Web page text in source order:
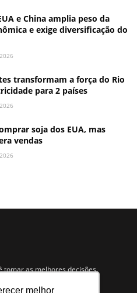
melhor
e China amplia peso da
e exige diversificação do
transformam a força do Rio
para 2 países
soja dos EUA, mas
vendas
tomar as melhores decisões.